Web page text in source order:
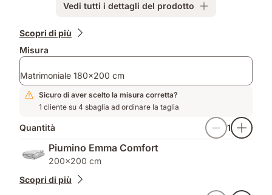
Vedi tutti i dettagli del prodotto
Prodotti
Scopri di più
Misura
Matrimoniale 180x200 cm
Sicuro di aver scelto la misura corretta?
1 cliente su 4 sbaglia ad ordinare la taglia
Quantità 1
Piumino Emma Comfort
200x200 cm
Scopri di più